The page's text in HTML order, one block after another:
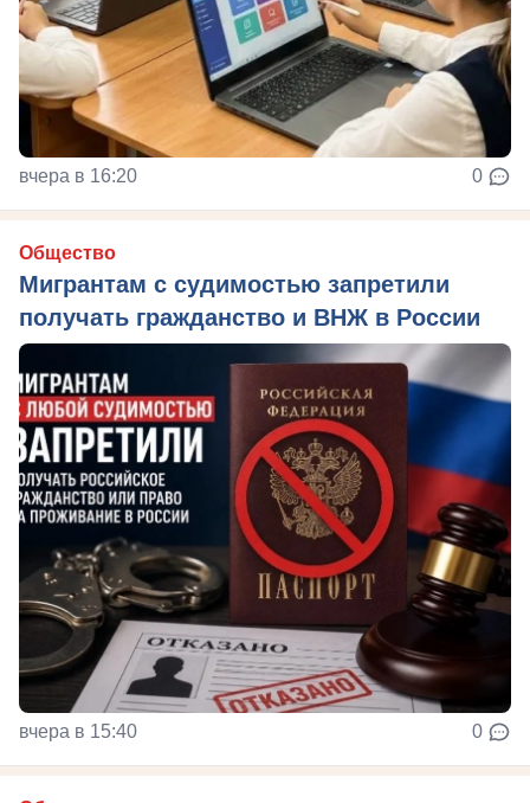
вчера в 16:20 0
Общество
Мигрантам с судимостью запретили
получать гражданство и ВНЖ в России
вчера в 15:40 0